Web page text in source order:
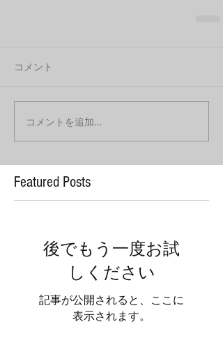
コメント
コメントを追加…
Featured Posts
後でもう一度お試
しください
記事が公開されると、ここに
表示されます。